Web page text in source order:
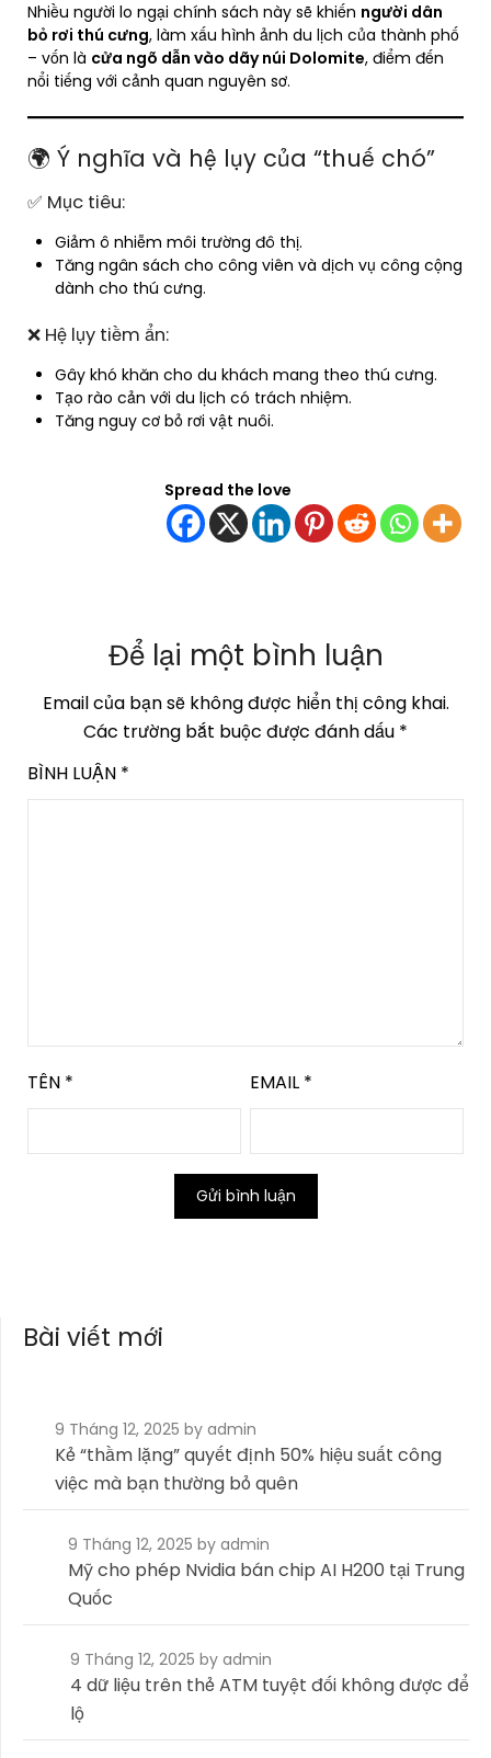
Nhiều người lo ngại chính sách này sẽ khiến người dân
bỏ rơi thú cưng, làm xấu hình ảnh du lịch của thành phố
– vốn là cửa ngõ dẫn vào dãy núi Dolomite, điểm đến
nổi tiếng với cảnh quan nguyên sơ.
🌍 Ý nghĩa và hệ lụy của “thuế chó”
✅ Mục tiêu:
Giảm ô nhiễm môi trường đô thị.
Tăng ngân sách cho công viên và dịch vụ công cộng
dành cho thú cưng.
❌ Hệ lụy tiềm ẩn:
Gây khó khăn cho du khách mang theo thú cưng.
Tạo rào cản với du lịch có trách nhiệm.
Tăng nguy cơ bỏ rơi vật nuôi.
Spread the love
Để lại một bình luận
Email của bạn sẽ không được hiển thị công khai.
Các trường bắt buộc được đánh dấu *
BÌNH LUẬN *
TÊN * EMAIL *
Bài viết mới
9 Tháng 12, 2025by admin
Kẻ “thầm lặng” quyết định 50% hiệu suất công
việc mà bạn thường bỏ quên
9 Tháng 12, 2025 by admin
Mỹ cho phép Nvidia bán chip AI H200 tại Trung
Quốc
9 Tháng 12, 2025 by admin
4 dữ liệu trên thẻ ATM tuyệt đối không được để
lộ